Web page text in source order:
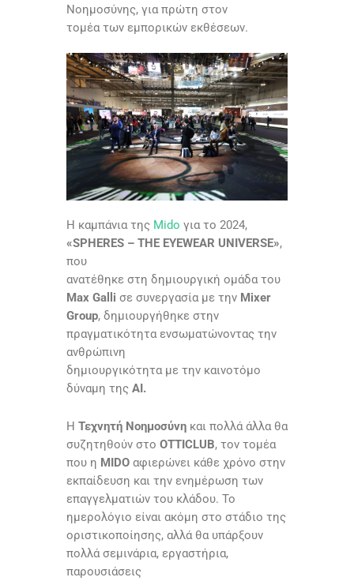
Νοημοσύνης, για πρώτη στον
τομέα των εμπορικών εκθέσεων.
Η καμπάνια της Mido για το 2024,
«SPHERES – THE EYEWEAR UNIVERSE»,
που
ανατέθηκε στη δημιουργική ομάδα του
Max Galli σε συνεργασία με την Mixer
Group, δημιουργήθηκε στην
πραγματικότητα ενσωματώνοντας την
ανθρώπινη
δημιουργικότητα με την καινοτόμο
δύναμη της AI.
Η Τεχνητή Νοημοσύνη και πολλά άλλα θα
συζητηθούν στο OTTICLUB, τον τομέα
που η MIDO αφιερώνει κάθε χρόνο στην
εκπαίδευση και την ενημέρωση των
επαγγελματιών του κλάδου. Το
ημερολόγιο είναι ακόμη στο στάδιο της
οριστικοποίησης, αλλά θα υπάρξουν
πολλά σεμινάρια, εργαστήρια,
παρουσιάσεις